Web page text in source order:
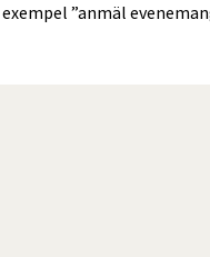
”anmäl